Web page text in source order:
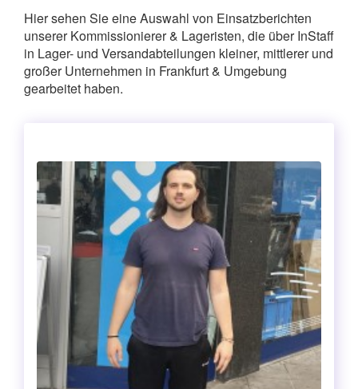
Hier sehen Sie eine Auswahl von Einsatzberichten
unserer Kommissionierer & Lageristen, die über InStaff
in Lager- und Versandabteilungen kleiner, mittlerer und
großer Unternehmen in Frankfurt & Umgebung
gearbeitet haben.